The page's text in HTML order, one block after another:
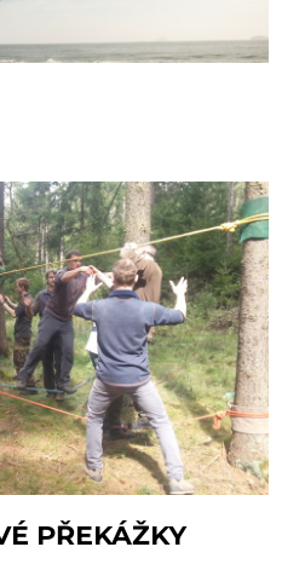
PŘEKÁŽKY